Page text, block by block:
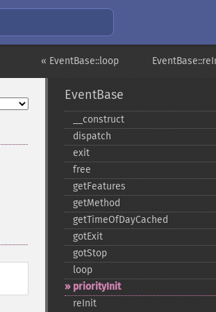
« EventBase::loop
EventBase
_​_​construct
dispatch
exit
free
getFeatures
getMethod
getTimeOfDayCached
gotExit
gotStop
loop
priorityInit
reInit